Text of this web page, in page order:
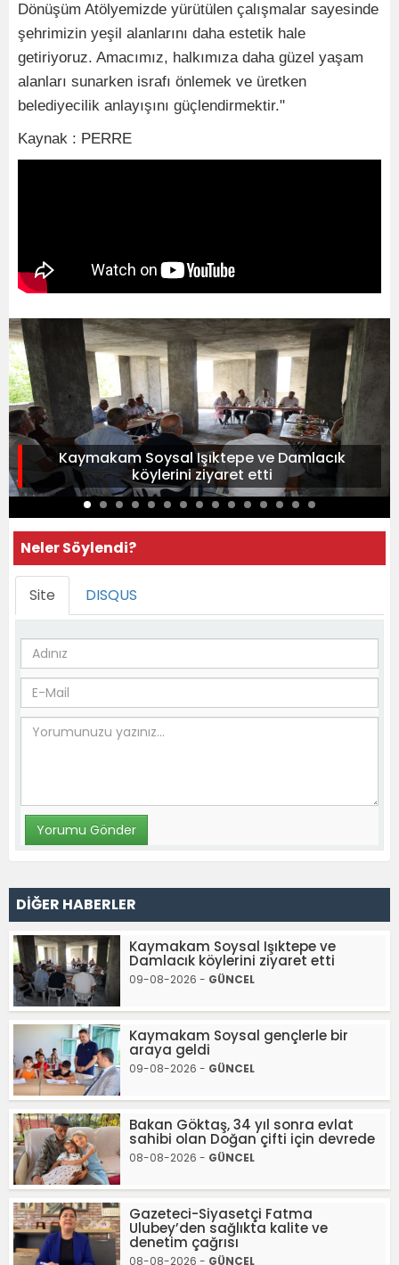
Dönüşüm Atölyemizde yürütülen çalışmalar sayesinde
şehrimizin yeşil alanlarını daha estetik hale
getiriyoruz. Amacımız, halkımıza daha güzel yaşam
alanları sunarken israfı önlemek ve üretken
belediyecilik anlayışını güçlendirmektir."
Kaynak : PERRE
Kaymakam Soysal Işıktepe ve Damlacık
köylerini ziyaret etti
Neler Söylendi?
Site DISQUS
DİĞER HABERLER
Kaymakam Soysal Işıktepe ve
Damlacık köylerini ziyaret etti
09-08-2026 - GÜNCEL
Kaymakam Soysal gençlerle bir
araya geldi
09-08-2026 - GÜNCEL
Bakan Göktaş, 34 yıl sonra evlat
sahibi olan Doğan çifti için devrede
08-08-2026 - GÜNCEL
Gazeteci-Siyasetçi Fatma
Ulubey’den sağlıkta kalite ve
denetim çağrısı
08-08-2026 - GÜNCEL